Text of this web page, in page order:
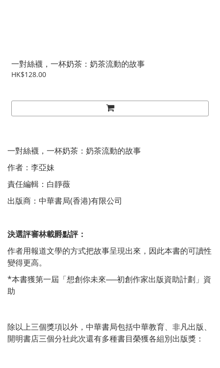
一對絲襪，一杯奶茶：奶茶流動的故事
HK$128.00
一對絲襪，一杯奶茶：奶茶流動的故事
作者：李亞妹
責任編輯：白靜薇
出版商：中華書局(香港)有限公司
決選評審林載爵點評：
作者用報道文學的方式把故事呈現出來，因此本書的可讀性
變得更高。
*本書獲第一屆「想創你未來──初創作家出版資助計劃」資
助
除以上三個獎項以外，中華書局包括中華教育、非凡出版、
開明書店三個分社此次還有多種書目榮獲各組別出版獎：